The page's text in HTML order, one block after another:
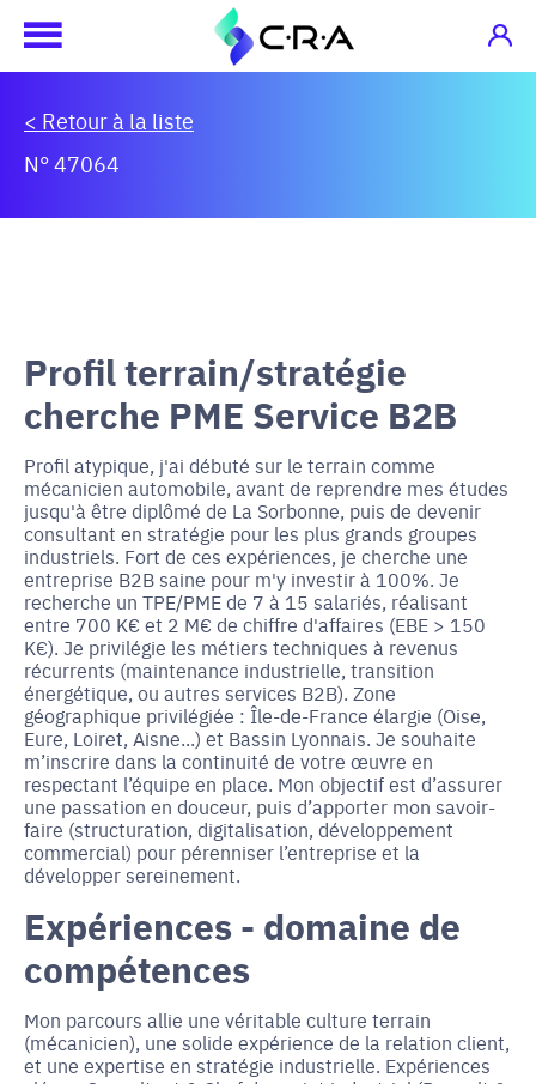
< Retour à la liste
N° 47064
Profil terrain/stratégie
cherche PME Service B2B
Profil atypique, j'ai débuté sur le terrain comme
mécanicien automobile, avant de reprendre mes études
jusqu'à être diplômé de La Sorbonne, puis de devenir
consultant en stratégie pour les plus grands groupes
industriels. Fort de ces expériences, je cherche une
entreprise B2B saine pour m'y investir à 100%. Je
recherche un TPE/PME de 7 à 15 salariés, réalisant
entre 700 K€ et 2 M€ de chiffre d'affaires (EBE > 150
K€). Je privilégie les métiers techniques à revenus
récurrents (maintenance industrielle, transition
énergétique, ou autres services B2B). Zone
géographique privilégiée : Île-de-France élargie (Oise,
Eure, Loiret, Aisne...) et Bassin Lyonnais. Je souhaite
m’inscrire dans la continuité de votre œuvre en
respectant l’équipe en place. Mon objectif est d’assurer
une passation en douceur, puis d’apporter mon savoir-
faire (structuration, digitalisation, développement
commercial) pour pérenniser l’entreprise et la
développer sereinement.
Expériences - domaine de
compétences
Mon parcours allie une véritable culture terrain
(mécanicien), une solide expérience de la relation client,
et une expertise en stratégie industrielle. Expériences